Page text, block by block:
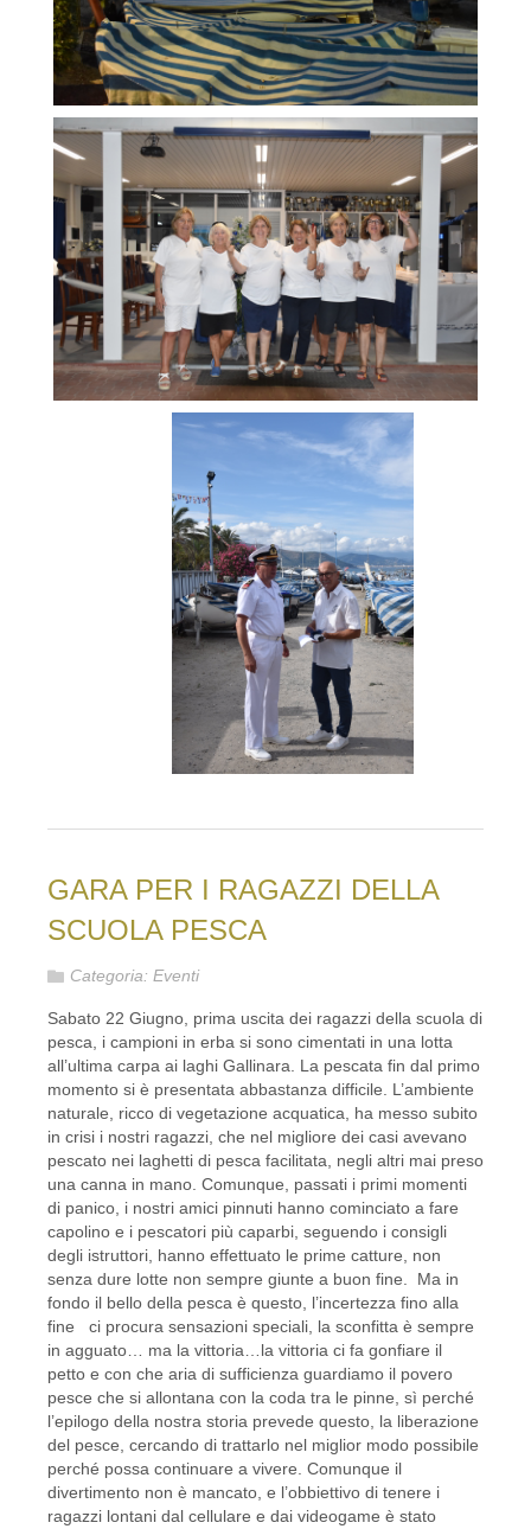
GARA PER I RAGAZZI DELLA
SCUOLA PESCA
Categoria: Eventi
Sabato 22 Giugno, prima uscita dei ragazzi della scuola di
pesca, i campioni in erba si sono cimentati in una lotta
all’ultima carpa ai laghi Gallinara. La pescata fin dal primo
momento si è presentata abbastanza difficile. L’ambiente
naturale, ricco di vegetazione acquatica, ha messo subito
in crisi i nostri ragazzi, che nel migliore dei casi avevano
pescato nei laghetti di pesca facilitata, negli altri mai preso
una canna in mano. Comunque, passati i primi momenti
di panico, i nostri amici pinnuti hanno cominciato a fare
capolino e i pescatori più caparbi, seguendo i consigli
degli istruttori, hanno effettuato le prime catture, non
senza dure lotte non sempre giunte a buon fine. Ma in
fondo il bello della pesca è questo, l’incertezza fino alla
fine ci procura sensazioni speciali, la sconfitta è sempre
in agguato… ma la vittoria…la vittoria ci fa gonfiare il
petto e con che aria di sufficienza guardiamo il povero
pesce che si allontana con la coda tra le pinne, sì perché
l’epilogo della nostra storia prevede questo, la liberazione
del pesce, cercando di trattarlo nel miglior modo possibile
perché possa continuare a vivere. Comunque il
divertimento non è mancato, e l’obbiettivo di tenere i
ragazzi lontani dal cellulare e dai videogame è stato